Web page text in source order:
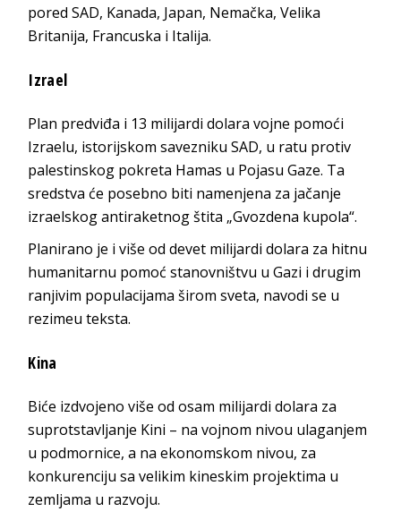
pored SAD, Kanada, Japan, Nemačka, Velika
Britanija, Francuska i Italija.
Izrael
Plan predviđa i 13 milijardi dolara vojne pomoći
Izraelu, istorijskom savezniku SAD, u ratu protiv
palestinskog pokreta Hamas u Pojasu Gaze. Ta
sredstva će posebno biti namenjena za jačanje
izraelskog antiraketnog štita „Gvozdena kupola“.
Planirano je i više od devet milijardi dolara za hitnu
humanitarnu pomoć stanovništvu u Gazi i drugim
ranjivim populacijama širom sveta, navodi se u
rezimeu teksta.
Kina
Biće izdvojeno više od osam milijardi dolara za
suprotstavljanje Kini – na vojnom nivou ulaganjem
u podmornice, a na ekonomskom nivou, za
konkurenciju sa velikim kineskim projektima u
zemljama u razvoju.